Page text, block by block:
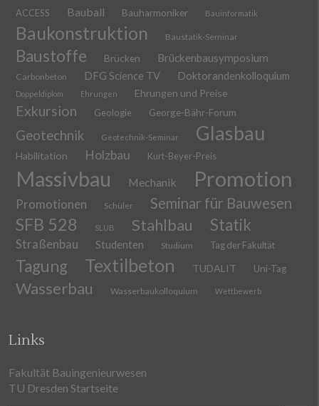
ACCESS Bauball Bauharmoniker Bauinformatik
Baukonstruktion Baustatik-Seminar
Baustoffe Brücken Brückenbausymposium
Carbonbeton DFG Science TV Doktorandenkolloquium
Doppeldiplom Ehrungen Ehrungen und Preise
Exkursion Geologie George-Bähr-Forum
Geotechnik Geotechnik-Seminar Glasbau
Habilitation Holzbau Kurt-Beyer-Preis
Massivbau Mechanik Promotion
Promotionen Schüler Seminar für Bauwesen
SFB 528 SLUB Stahlbau Statik
Straßenbau Studenten Studium Tag der Fakultät
Tagung Textilbeton TUDALIT Uni-Tag
Wasserbau Wasserbaukolloquium Wettbewerb
Links
Fakultät Bauingenieurwesen
TU Dresden Startseite